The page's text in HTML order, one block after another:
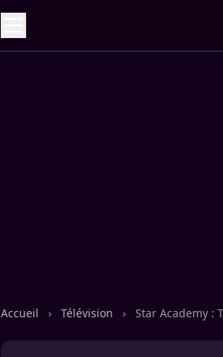
Accueil › Télévision › Star Academy :